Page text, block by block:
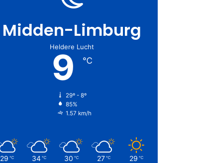
Midden-Limburg
Heldere Lucht
9 ℃
29º - 8º
85%
1.57 km/h
29 ℃ 34 ℃ 30 ℃ 27 ℃ 29 ℃